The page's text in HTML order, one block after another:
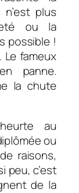
plus
ou la
possible !
fameux
panne.
la chute
au
ou
raisons,
peu, c’est
de la